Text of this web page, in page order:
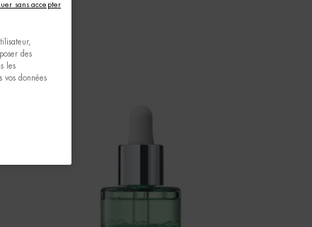
des
les
vos données
sans accepter